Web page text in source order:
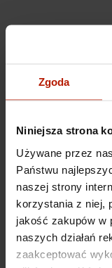
Zgoda
Niniejsza strona
Używane przez
Państwu
naszej strony
korzystania z niej,
jakość zakupów w
naszych działań
zaakceptować